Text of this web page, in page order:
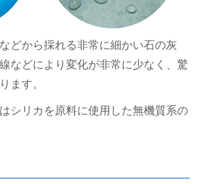
どから採れる非常に細かい石の灰
などにより変化が非常に少なく、驚
ます。
シリカを原料に使用した無機質系の